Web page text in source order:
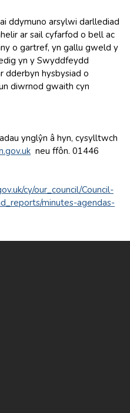
ddymuno arsylwi darllediad
ar sail cyfarfod o bell ac
o gartref, yn gallu gweld y
yn y Swyddfeydd
dderbyn hysbysiad o
diwrnod gwaith cyn
ynglŷn â hyn, cysylltwch
neu ffôn. 01446
cy/our_council/Council-
minutes-agendas-